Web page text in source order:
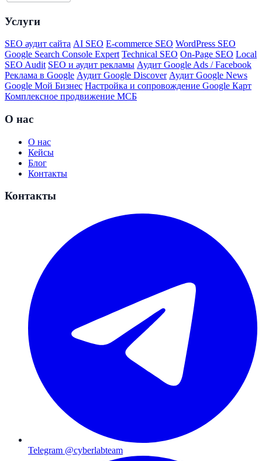
Услуги
SEO аудит сайта AI SEO E-commerce SEO WordPress SEO
Google Search Console Expert Technical SEO On-Page SEO Local
SEO Audit SEO и аудит рекламы Аудит Google Ads / Facebook
Реклама в Google Аудит Google Discover Аудит Google News
Google Мой Бизнес Настройка и сопровождение Google Карт
Комплексное продвижение МСБ
О нас
О нас
Кейсы
Блог
Контакты
Контакты
Telegram @cyberlabteam